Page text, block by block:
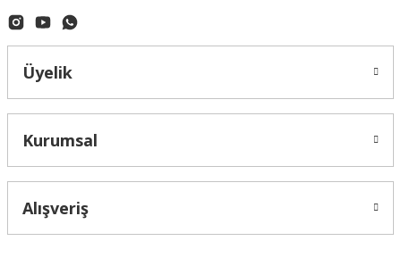
Üyelik
Kurumsal
Alışveriş